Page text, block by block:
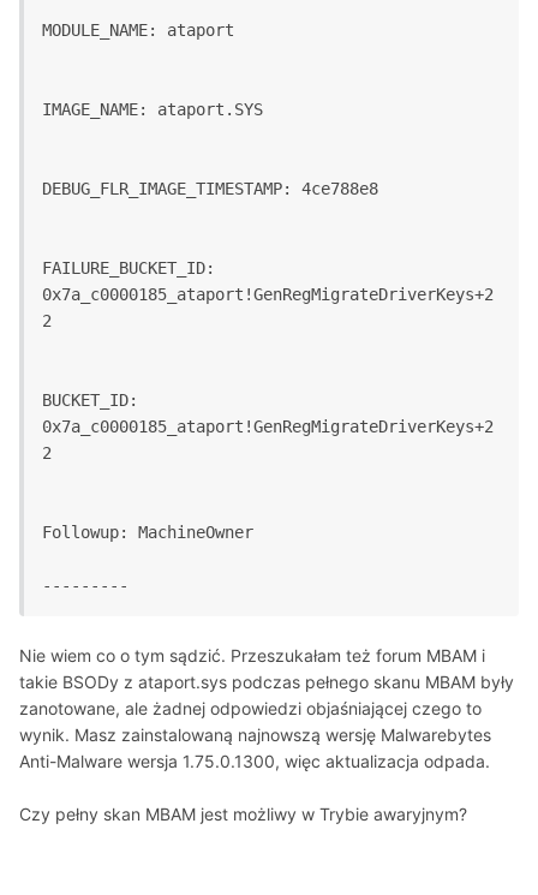
MODULE_NAME: ataport
IMAGE_NAME: ataport.SYS
DEBUG_FLR_IMAGE_TIMESTAMP: 4ce788e8
FAILURE_BUCKET_ID:
0x7a_c0000185_ataport!GenRegMigrateDriverKeys+2
2
BUCKET_ID:
0x7a_c0000185_ataport!GenRegMigrateDriverKeys+2
2
Followup: MachineOwner
Nie wiem co o tym sądzić. Przeszukałam też forum MBAM i
takie BSODy z ataport.sys podczas pełnego skanu MBAM były
zanotowane, ale żadnej odpowiedzi objaśniającej czego to
wynik. Masz zainstalowaną najnowszą wersję Malwarebytes
Anti-Malware wersja 1.75.0.1300, więc aktualizacja odpada.
Czy pełny skan MBAM jest możliwy w Trybie awaryjnym?